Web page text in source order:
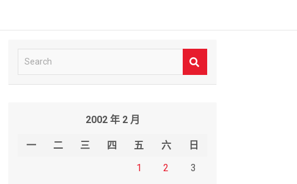
e
2002 年 2 月
一 二 三 四 五 六
日
1
2
3